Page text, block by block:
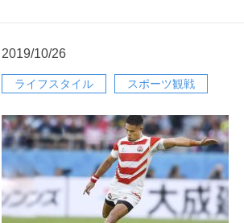
2019/10/26
ライフスタイル スポーツ観戦